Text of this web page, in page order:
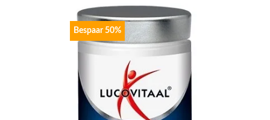
Bespaar 50%